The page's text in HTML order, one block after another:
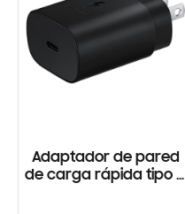
Adaptador de pared
de carga rápida tipo C